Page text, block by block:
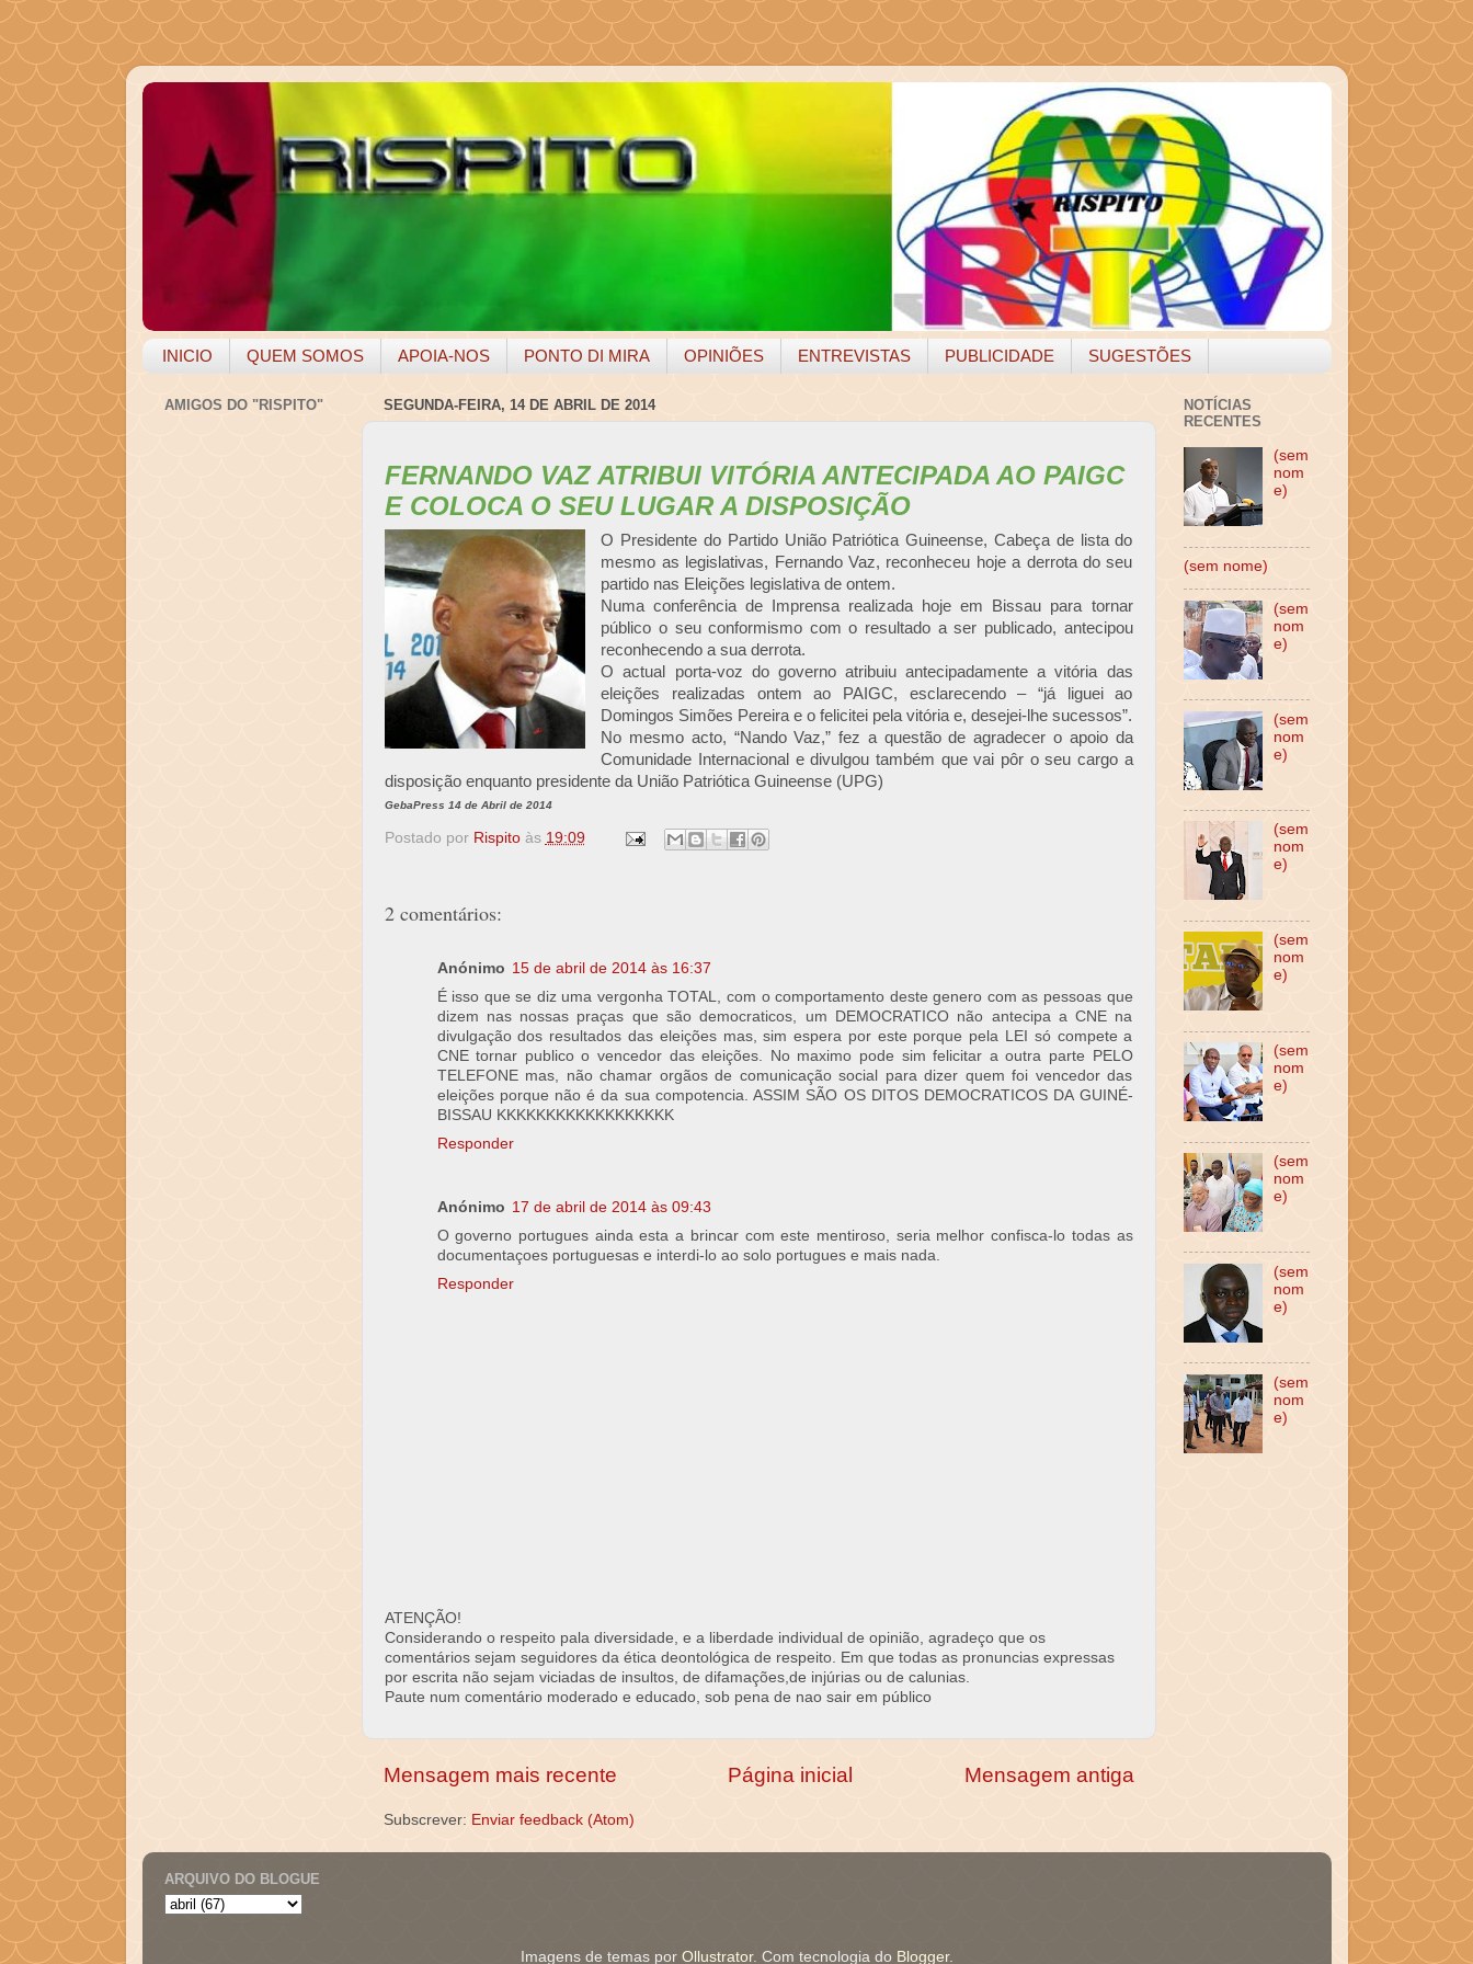
INICIO QUEM SOMOS APOIA-NOS PONTO DI MIRA OPINIÕES ENTREVISTAS PUBLICIDADE SUGESTÕES
SEGUNDA-FEIRA, 14 DE ABRIL DE 2014
FERNANDO VAZ ATRIBUI VITÓRIA ANTECIPADA AO PAIGC
E COLOCA O SEU LUGAR A DISPOSIÇÃO
O Presidente do Partido União Patriótica Guineense, Cabeça de lista do
mesmo as legislativas, Fernando Vaz, reconheceu hoje a derrota do seu
partido nas Eleições legislativa de ontem.
Numa conferência de Imprensa realizada hoje em Bissau para tornar
público o seu conformismo com o resultado a ser publicado, antecipou
reconhecendo a sua derrota.
O actual porta-voz do governo atribuiu antecipadamente a vitória das
eleições realizadas ontem ao PAIGC, esclarecendo – “já liguei ao
Domingos Simões Pereira e o felicitei pela vitória e, desejei-lhe sucessos”.
No mesmo acto, “Nando Vaz,” fez a questão de agradecer o apoio da
Comunidade Internacional e divulgou também que vai pôr o seu cargo a
disposição enquanto presidente da União Patriótica Guineense (UPG)
GebaPress 14 de Abril de 2014
Postado por Rispito às 19:09
2 comentários:
Anónimo 15 de abril de 2014 às 16:37
É isso que se diz uma vergonha TOTAL, com o comportamento deste genero com as pessoas que
dizem nas nossas praças que são democraticos, um DEMOCRATICO não antecipa a CNE na
divulgação dos resultados das eleições mas, sim espera por este porque pela LEI só compete a
CNE tornar publico o vencedor das eleições. No maximo pode sim felicitar a outra parte PELO
TELEFONE mas, não chamar orgãos de comunicação social para dizer quem foi vencedor das
eleições porque não é da sua compotencia. ASSIM SÃO OS DITOS DEMOCRATICOS DA GUINÉ-
BISSAU KKKKKKKKKKKKKKKKKK
Responder
Anónimo 17 de abril de 2014 às 09:43
O governo portugues ainda esta a brincar com este mentiroso, seria melhor confisca-lo todas as
documentaçoes portuguesas e interdi-lo ao solo portugues e mais nada.
Responder
ATENÇÃO!
Considerando o respeito pala diversidade, e a liberdade individual de opinião, agradeço que os
comentários sejam seguidores da ética deontológica de respeito. Em que todas as pronuncias expressas
por escrita não sejam viciadas de insultos, de difamações,de injúrias ou de calunias.
Paute num comentário moderado e educado, sob pena de nao sair em público
Mensagem mais recente Mensagem antiga
Página inicial
Subscrever: Enviar feedback (Atom)
AMIGOS DO "RISPITO"
NOTÍCIAS
RECENTES
(sem
nom
e)
(sem nome)
(sem
nom
e)
(sem
nom
e)
(sem
nom
e)
(sem
nom
e)
(sem
nom
e)
(sem
nom
e)
(sem
nom
e)
(sem
nom
e)
ARQUIVO DO BLOGUE
Imagens de temas por Ollustrator. Com tecnologia do Blogger.